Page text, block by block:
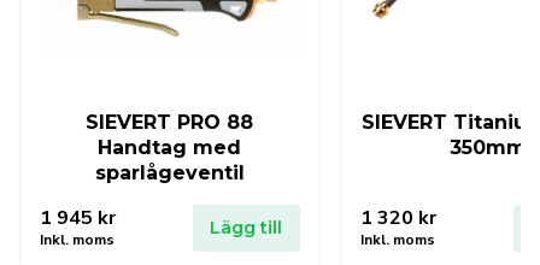
SIEVERT PRO 88
Handtag med
sparlågeventil
1 945 kr
Inkl. moms
Lägg till
SIEVERT
350mm.
1 320 kr
Inkl. moms